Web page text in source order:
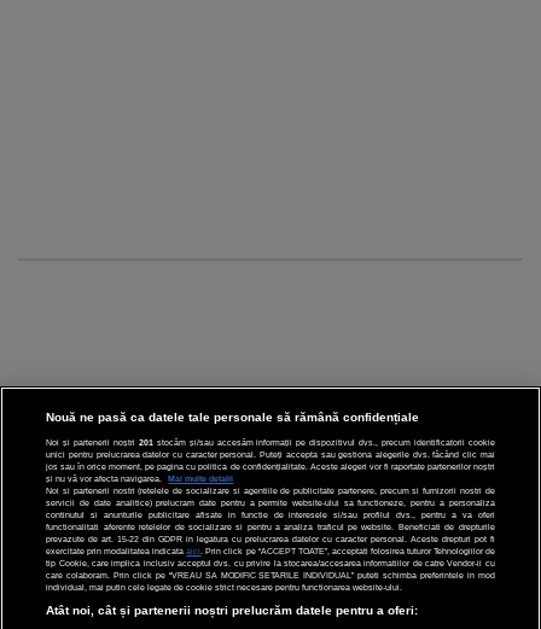
CINEMA
DIVERTISMENT
STIRI
TEHNOLOGIE
Nouă ne pasă ca datele tale personale să rămână confidențiale
Noi și partenerii noștri 201 stocăm și/sau accesăm informații pe dispozitivul dvs., precum identificatorii cookie
unici pentru prelucrarea datelor cu caracter personal. Puteți accepta sau gestiona alegerile dvs. făcând clic mai
jos sau în orice moment, pe pagina cu politica de confidențialitate. Aceste alegeri vor fi raportate partenerilor noștri
și nu vă vor afecta navigarea.
Mai multe detalii
Noi si partenerii nostri (retelele de socializare si agentiile de publicitate partenere, precum si furnizorii nostri de
servicii de date analitice) prelucram date pentru a permite website-ului sa functioneze, pentru a personaliza
continutul si anunturile publicitare afisate in functie de interesele si/sau profilul dvs., pentru a va oferi
functionalitati aferente retelelor de socializare si pentru a analiza traficul pe website. Beneficiati de drepturile
prevazute de art. 15-22 din GDPR in legatura cu prelucrarea datelor cu caracter personal. Aceste drepturi pot fi
exercitate prin modalitatea indicataaici . Prin click pe “ACCEPT TOATE”, acceptati folosirea tuturor Tehnologiilor de
tip Cookie, care implica inclusiv acceptul dvs. cu privire la stocarea/accesarea informatiilor de catre Vendor-ii cu
care colaboram. Prin click pe “VREAU SA MODIFIC SETARILE INDIVIDUAL” puteti schimba preferintele in mod
individual, mai putin cele legate de cookie strict necesare pentru functionarea website-ului.
Atât noi, cât și partenerii noștri prelucrăm datele pentru a oferi: